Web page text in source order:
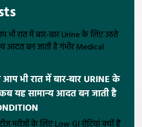
आप भी रात में बार-बार URINE के
यह सामान्य आदत बन जाती है